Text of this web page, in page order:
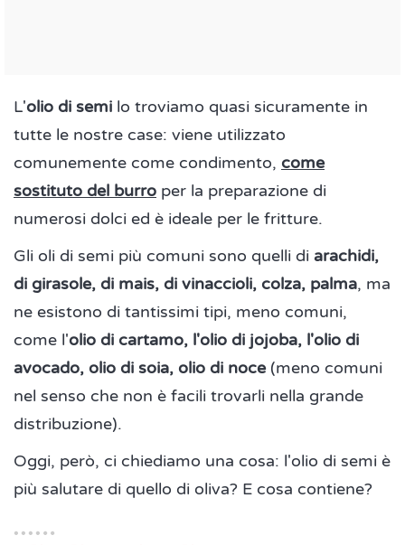
L'olio di semi lo troviamo quasi sicuramente in
tutte le nostre case: viene utilizzato
comunemente come condimento, come
sostituto del burro per la preparazione di
numerosi dolci ed è ideale per le fritture.
Gli oli di semi più comuni sono quelli di arachidi,
di girasole, di mais, di vinaccioli, colza, palma, ma
ne esistono di tantissimi tipi, meno comuni,
come l'olio di cartamo, l'olio di jojoba, l'olio di
avocado, olio di soia, olio di noce(meno comuni
nel senso che non è facili trovarli nella grande
distribuzione).
Oggi, però, ci chiediamo una cosa: l'olio di semi è
più salutare di quello di oliva? E cosa contiene?